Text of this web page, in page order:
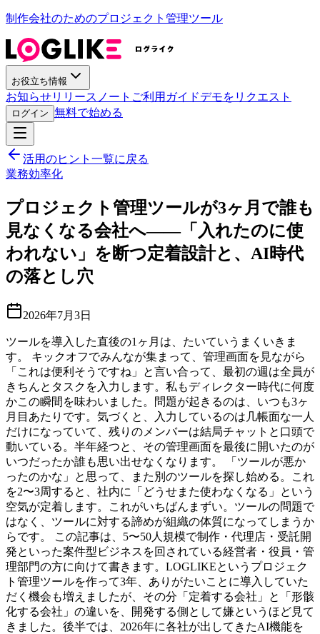
制作会社のためのプロジェクト管理ツール
お役立ち情報
お知らせリリースノート ご利用ガイドデモをリクエスト
ログイン 無料で始める
活用のヒント一覧に戻る
業務効率化
プロジェクト管理ツールが3ヶ月で誰も
見なくなる会社へ——「入れたのに使
われない」を断つ定着設計と、AI時代
の落とし穴
2026年7月3日
ツールを導入した直後の1ヶ月は、たいていうまくいきま
す。 キックオフでみんなが集まって、管理画面を見ながら
「これは便利そうですね」と言い合って、最初の週は全員が
きちんとタスクを入力します。私もディレクター時代に何度
かこの瞬間を味わいました。問題が起きるのは、いつも3ヶ
月目あたりです。気づくと、入力しているのは几帳面な一人
だけになっていて、残りのメンバーは結局チャットと口頭で
動いている。半年経つと、その管理画面を最後に開いたのが
いつだったか誰も思い出せなくなります。 「ツールが悪か
ったのかな」と思って、また別のツールを探し始める。これ
を2〜3周すると、社内に「どうせまた使わなくなる」という
空気が定着します。これがいちばんまずい。ツールの問題で
はなく、ツールに対する諦めが組織の体質になってしまうか
らです。 この記事は、5〜50人規模で制作・代理店・受託開
発といった案件型ビジネスを回されている経営者・役員・管
理部門の方に向けて書きます。LOGLIKEというプロジェク
ト管理ツールを作って3年、ありがたいことに導入していた
だく機会も増えましたが、その分「定着する会社」と「形骸
化する会社」の違いを、開発する側として嫌というほど見て
きました。後半では、2026年に各社が出してきたAI機能を